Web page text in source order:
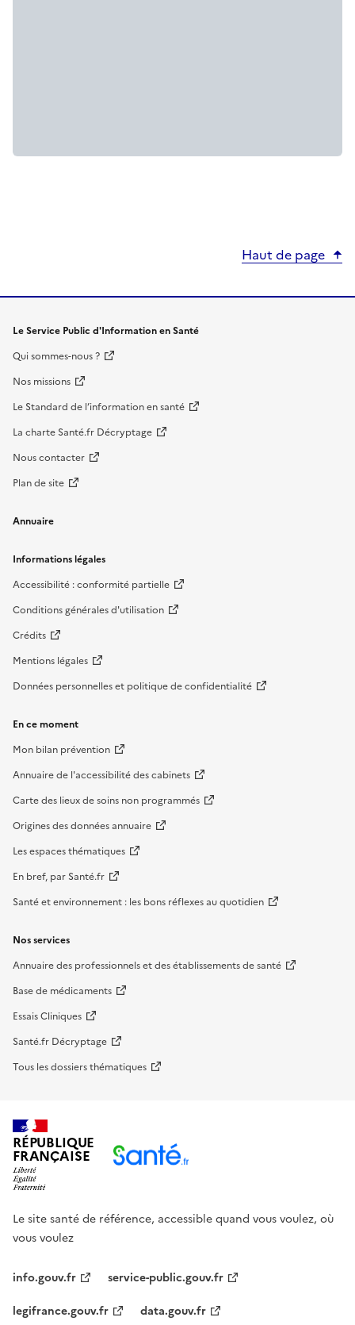
Haut de page
Le Service Public d'Information en Santé
Qui sommes-nous ?
Nos missions
Le Standard de l’information en santé
La charte Santé.fr Décryptage
Nous contacter
Plan de site
Annuaire
Informations légales
Accessibilité : conformité partielle
Conditions générales d'utilisation
Crédits
Mentions légales
Données personnelles et politique de confidentialité
En ce moment
Mon bilan prévention
Annuaire de l'accessibilité des cabinets
Carte des lieux de soins non programmés
Origines des données annuaire
Les espaces thématiques
En bref, par Santé.fr
Santé et environnement : les bons réflexes au quotidien
Nos services
Annuaire des professionnels et des établissements de santé
Base de médicaments
Essais Cliniques
Santé.fr Décryptage
Tous les dossiers thématiques
RÉPUBLIQUE
FRANÇAISE
Le site santé de référence, accessible quand vous voulez, où
vous voulez
info.gouv.fr
service-public.gouv.fr
legifrance.gouv.fr
data.gouv.fr